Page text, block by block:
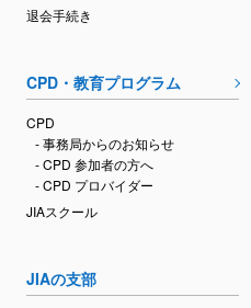
退会手続き
CPD・教育プログラム
CPD
- 事務局からのお知らせ
- CPD 参加者の方へ
- CPD プロバイダー
JIAスクール
JIAの支部